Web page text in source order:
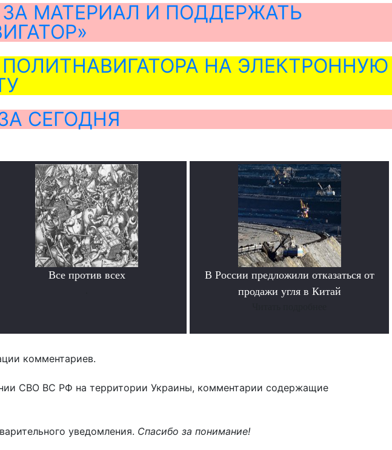
МАТЕРИАЛ И ПОДДЕРЖАТЬ
НА ЭЛЕКТРОННУЮ
СЕГОДНЯ
Все против всех
В России предложили отказаться от
продажи угля в Китай
комментариев.
СВО ВС РФ на территории Украины, комментарии содержащие
уведомления. Спасибо за понимание!